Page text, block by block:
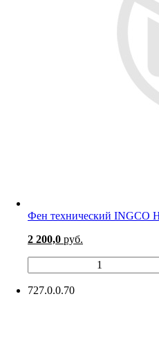
Фен технический INGCO
2 200,0 руб.
727.0.0.70